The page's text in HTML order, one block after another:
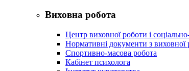
Виховна робота
Центр виховної роботи і
Нормативні документи з виховної
Спортивно-масова робота
Кабінет психолога